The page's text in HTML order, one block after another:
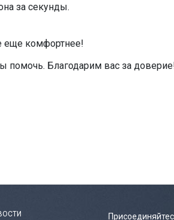
за секунды.
еще комфортнее!
помочь. Благодарим вас за